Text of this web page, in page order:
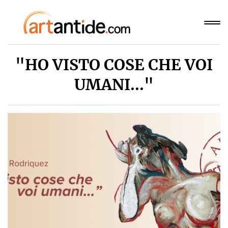
"HO VISTO COSE CHE VOI
UMANI..."